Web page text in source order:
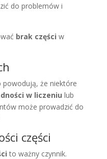
do problemów i
brak części w
powodują, że niektóre
w liczeniu lub
może prowadzić do
części
to ważny czynnik.